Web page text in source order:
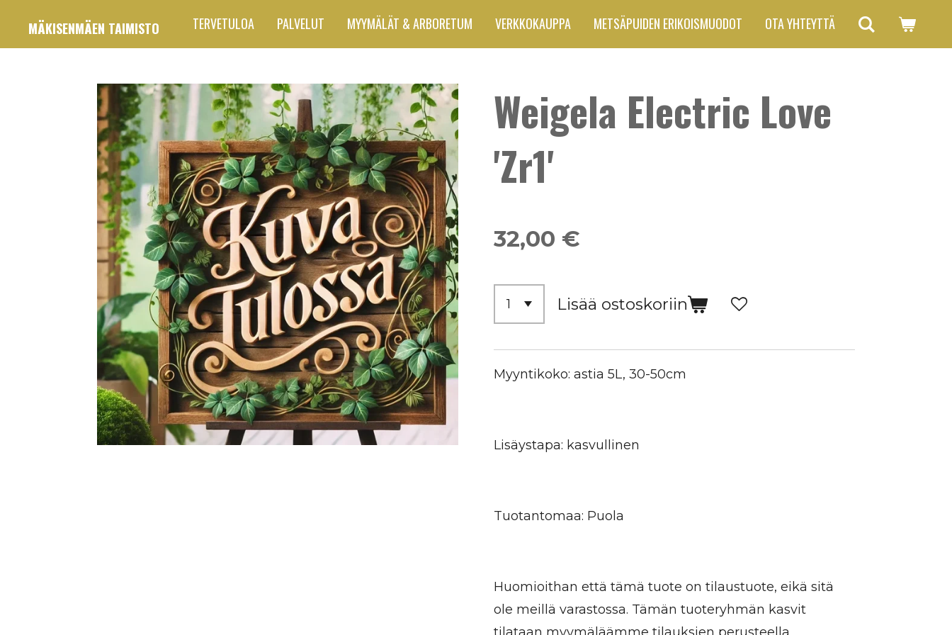
MÄKISENMÄEN TAIMISTO TERVETULOA PALVELUT MYYMÄLÄT & ARBORETUM VERKKOKAUPPA METSÄPUIDEN ERIKOISMUODOT OTA YHTEYTTÄ
Weigela Electric Love
'Zr1'
32,00 €
Lisää ostoskoriin
Myyntikoko: astia 5L, 30-50cm
Lisäystapa: kasvullinen
Tuotantomaa: Puola
Huomioithan että tämä tuote on tilaustuote, eikä sitä
ole meillä varastossa. Tämän tuoteryhmän kasvit